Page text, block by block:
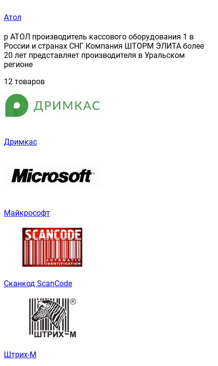
Атол
p АТОЛ производитель кассового оборудования 1 в
России и странах СНГ Компания ШТОРМ ЭЛИТА более
20 лет представляет производителя в Уральском
регионе
12 товаров
Дримкас
Майкрософт
Сканкод ScanCode
Штрих-М